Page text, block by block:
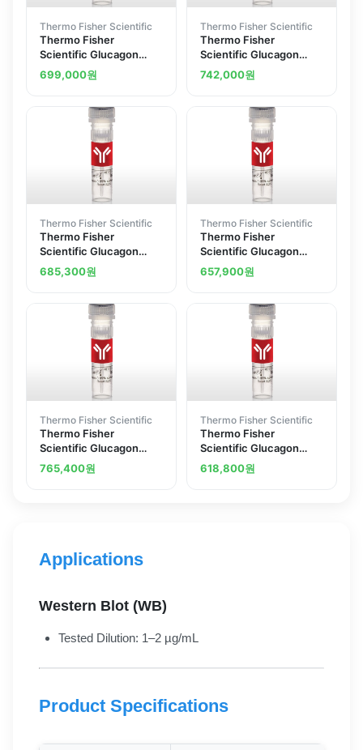
Thermo Fisher Scientific
Thermo Fisher
Scientific Glucagon
Receptor Polyclonal
Antibody
699,000원
Thermo Fisher Scientific
Thermo Fisher
Scientific Glucagon
Receptor extracellular
Polyclonal Antibody
742,000원
Thermo Fisher Scientific
Thermo Fisher
Scientific Glucagon
Receptor Polyclonal
Antibody
685,300원
Thermo Fisher Scientific
Thermo Fisher
Scientific Glucagon
Polyclonal Antibody
657,900원
Thermo Fisher Scientific
Thermo Fisher
Scientific Glucagon
Polyclonal Antibody
765,400원
Thermo Fisher Scientific
Thermo Fisher
Scientific Glucagon
Polyclonal Antibody
618,800원
Applications
Western Blot (WB)
Tested Dilution: 1–2 µg/mL
Product Specifications